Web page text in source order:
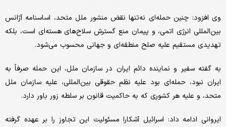
وی افزود: چنین حمله‌ای نه‌تنها نقض منشور ملل متحد، اساسنامه آژانس
بین‌المللی انرژی اتمی، و پیمان منع گسترش سلاح‌های هسته‌ای است، بلکه
تهدیدی مستقیم علیه صلح منطقه‌ای و جهانی محسوب می‌شود.
به گفته سفیر و نماینده دائم ایران در سازمان ملل،‌ این حمله صرفاً به
ایران نبود، حمله‌ای بود علیه نظم حقوقی بین‌المللی، علیه سازمان ملل
متحد، و علیه هر کشوری که به حاکمیت قانون بر سلطه زور باور دارد.
ایروانی ادامه داد: اسرائیل آشکارا مسئولیت این تجاوز را بر عهده گرفته